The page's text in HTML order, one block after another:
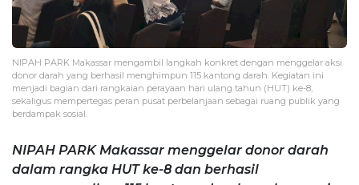
NIPAH PARK Makassar mengambil langkah konkret dengan menggelar aksi
donor darah yang berhasil menghimpun 115 kantong darah. Kegiatan ini
menjadi bagian dari rangkaian perayaan hari ulang tahun (HUT) ke-8,
sekaligus mempertegas peran pusat perbelanjaan sebagai ruang publik yang
berdampak sosial.
NIPAH PARK Makassar menggelar donor darah
dalam rangka HUT ke-8 dan berhasil